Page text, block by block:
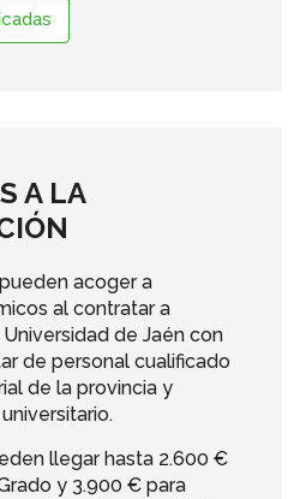
A LA
acoger a
al contratar a
de Jaén con
de personal cualificado
de la provincia y
llegar hasta 2.600 €
y 3.900 € para